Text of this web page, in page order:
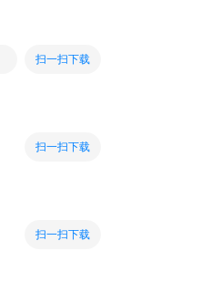
扫一扫下载
扫一扫下载
扫一扫下载